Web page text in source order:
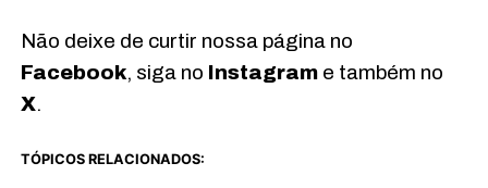
Não deixe de curtir nossa página no
Facebook, siga no Instagrame também no
X.
TÓPICOS RELACIONADOS: